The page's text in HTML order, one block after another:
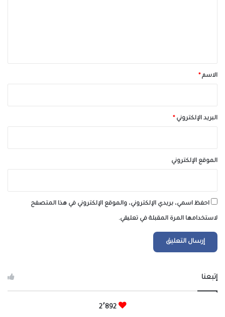
*الاسم *
البريد الإلكتروني *
الموقع الإلكتروني
احفظ اسمي، بريدي الإلكتروني، والموقع الإلكتروني في هذا المتصفح
لاستخدامها المرة المقبلة في تعليقي.
إتبعنا
2٬892